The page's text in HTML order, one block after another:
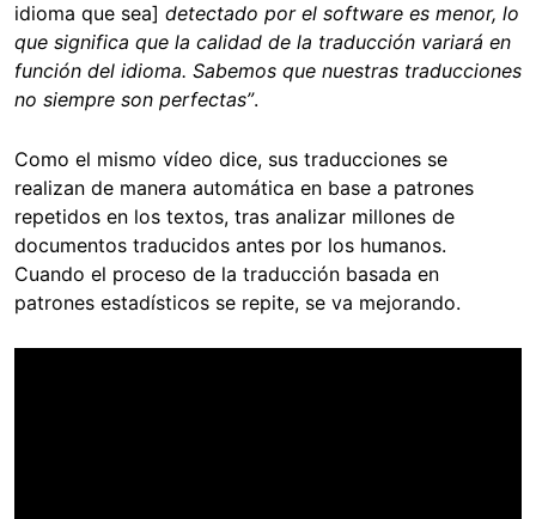
idioma que sea] detectado por el software es menor, lo
que significa que la calidad de la traducción variará en
función del idioma. Sabemos que nuestras traducciones
no siempre son perfectas”.
Como el mismo vídeo dice, sus traducciones se
realizan de manera automática en base a patrones
repetidos en los textos, tras analizar millones de
documentos traducidos antes por los humanos.
Cuando el proceso de la traducción basada en
patrones estadísticos se repite, se va mejorando.